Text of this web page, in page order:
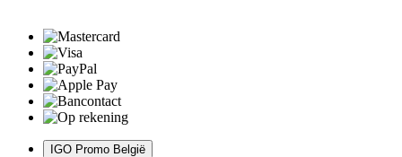
IGO Promo België